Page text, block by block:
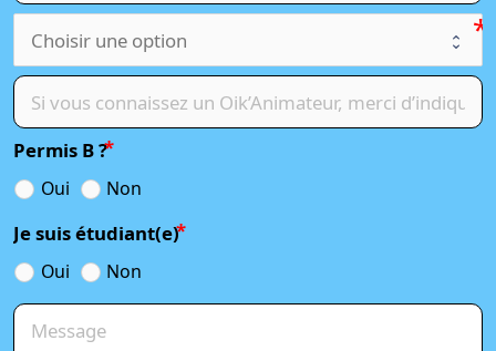
Permis B ?
Oui Non
Je suis étudiant(e)
Oui Non